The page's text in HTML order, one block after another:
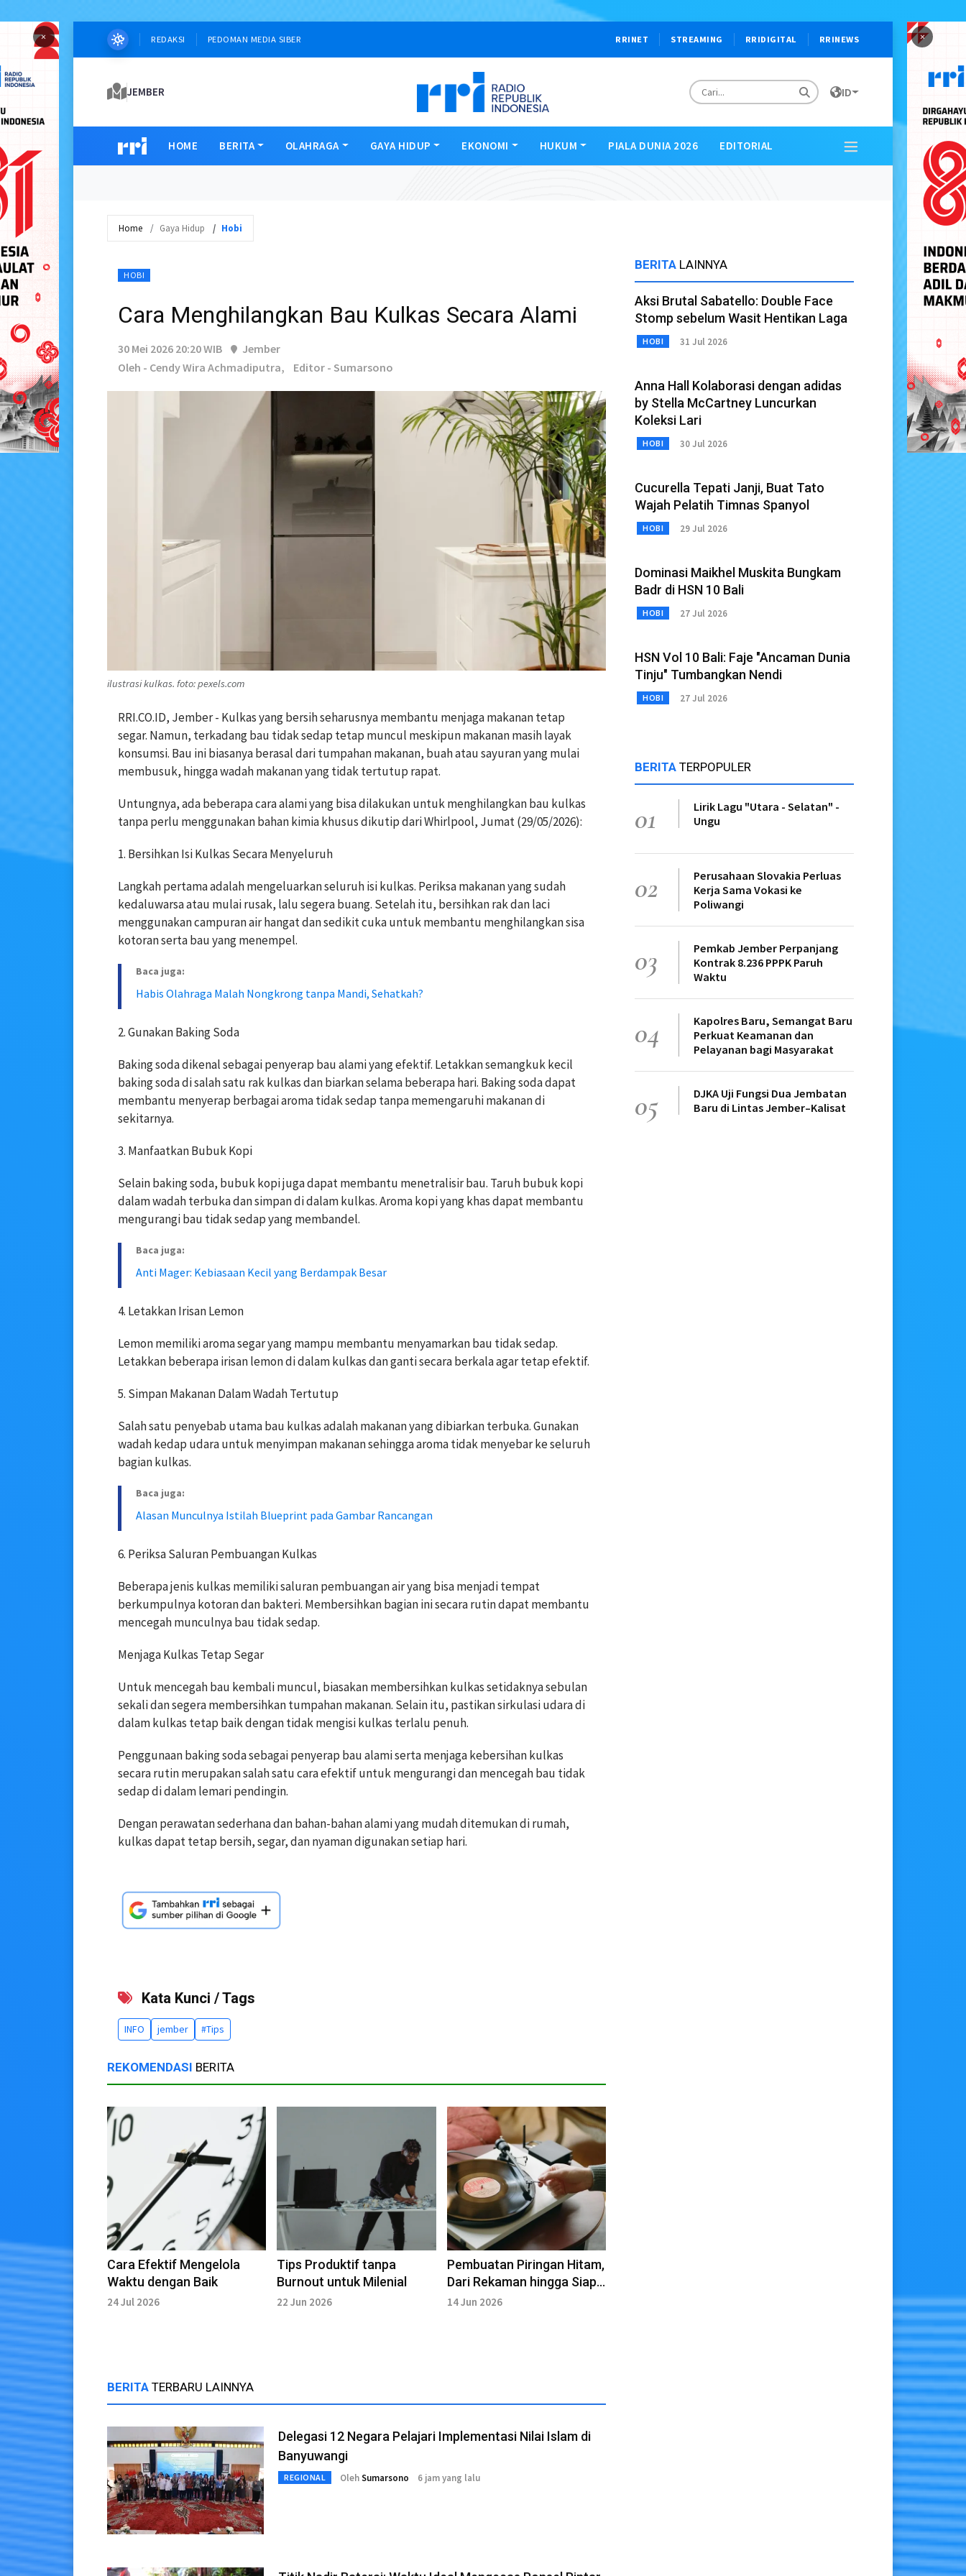
× ×
REDAKSI PEDOMAN MEDIA SIBER RRINET STREAMING RRIDIGITAL RRINEWS
JEMBER ID
HOME BERITA OLAHRAGA GAYA HIDUP EKONOMI HUKUM PIALA DUNIA 2026 EDITORIAL
Home Gaya Hidup Hobi
HOBI
Cara Menghilangkan Bau Kulkas Secara Alami
30 Mei 2026 20:20 WIB
Jember
Oleh - Cendy Wira Achmadiputra,
Editor - Sumarsono
ilustrasi kulkas. foto: pexels.com
RRI.CO.ID, Jember - Kulkas yang bersih seharusnya membantu menjaga makanan tetap
segar. Namun, terkadang bau tidak sedap tetap muncul meskipun makanan masih layak
konsumsi. Bau ini biasanya berasal dari tumpahan makanan, buah atau sayuran yang mulai
membusuk, hingga wadah makanan yang tidak tertutup rapat.
Untungnya, ada beberapa cara alami yang bisa dilakukan untuk menghilangkan bau kulkas
tanpa perlu menggunakan bahan kimia khusus dikutip dari Whirlpool, Jumat (29/05/2026):
1. Bersihkan Isi Kulkas Secara Menyeluruh
Langkah pertama adalah mengeluarkan seluruh isi kulkas. Periksa makanan yang sudah
kedaluwarsa atau mulai rusak, lalu segera buang. Setelah itu, bersihkan rak dan laci
menggunakan campuran air hangat dan sedikit cuka untuk membantu menghilangkan sisa
kotoran serta bau yang menempel.
Baca juga:
Habis Olahraga Malah Nongkrong tanpa Mandi, Sehatkah?
2. Gunakan Baking Soda
Baking soda dikenal sebagai penyerap bau alami yang efektif. Letakkan semangkuk kecil
baking soda di salah satu rak kulkas dan biarkan selama beberapa hari. Baking soda dapat
membantu menyerap berbagai aroma tidak sedap tanpa memengaruhi makanan di
sekitarnya.
3. Manfaatkan Bubuk Kopi
Selain baking soda, bubuk kopi juga dapat membantu menetralisir bau. Taruh bubuk kopi
dalam wadah terbuka dan simpan di dalam kulkas. Aroma kopi yang khas dapat membantu
mengurangi bau tidak sedap yang membandel.
Baca juga:
Anti Mager: Kebiasaan Kecil yang Berdampak Besar
4. Letakkan Irisan Lemon
Lemon memiliki aroma segar yang mampu membantu menyamarkan bau tidak sedap.
Letakkan beberapa irisan lemon di dalam kulkas dan ganti secara berkala agar tetap efektif.
5. Simpan Makanan Dalam Wadah Tertutup
Salah satu penyebab utama bau kulkas adalah makanan yang dibiarkan terbuka. Gunakan
wadah kedap udara untuk menyimpan makanan sehingga aroma tidak menyebar ke seluruh
bagian kulkas.
Baca juga:
Alasan Munculnya Istilah Blueprint pada Gambar Rancangan
6. Periksa Saluran Pembuangan Kulkas
Beberapa jenis kulkas memiliki saluran pembuangan air yang bisa menjadi tempat
berkumpulnya kotoran dan bakteri. Membersihkan bagian ini secara rutin dapat membantu
mencegah munculnya bau tidak sedap.
Menjaga Kulkas Tetap Segar
Untuk mencegah bau kembali muncul, biasakan membersihkan kulkas setidaknya sebulan
sekali dan segera membersihkan tumpahan makanan. Selain itu, pastikan sirkulasi udara di
dalam kulkas tetap baik dengan tidak mengisi kulkas terlalu penuh.
Penggunaan baking soda sebagai penyerap bau alami serta menjaga kebersihan kulkas
secara rutin merupakan salah satu cara efektif untuk mengurangi dan mencegah bau tidak
sedap di dalam lemari pendingin.
Dengan perawatan sederhana dan bahan-bahan alami yang mudah ditemukan di rumah,
kulkas dapat tetap bersih, segar, dan nyaman digunakan setiap hari.
Kata Kunci / Tags
INFO jember #Tips
REKOMENDASI BERITA
Cara Efektif Mengelola
Waktu dengan Baik
24 Jul 2026
Tips Produktif tanpa
Burnout untuk Milenial
22 Jun 2026
Pembuatan Piringan Hitam,
Dari Rekaman hingga Siap
Didengarkan
14 Jun 2026
BERITA TERBARU LAINNYA
Delegasi 12 Negara Pelajari Implementasi Nilai Islam di
Banyuwangi
REGIONAL OlehSumarsono 6 jam yang lalu
BERITA LAINNYA
Aksi Brutal Sabatello: Double Face
Stomp sebelum Wasit Hentikan Laga
HOBI 31 Jul 2026
Anna Hall Kolaborasi dengan adidas
by Stella McCartney Luncurkan
Koleksi Lari
HOBI 30 Jul 2026
Cucurella Tepati Janji, Buat Tato
Wajah Pelatih Timnas Spanyol
HOBI 29 Jul 2026
Dominasi Maikhel Muskita Bungkam
Badr di HSN 10 Bali
HOBI 27 Jul 2026
HSN Vol 10 Bali: Faje "Ancaman Dunia
Tinju" Tumbangkan Nendi
HOBI 27 Jul 2026
BERITA TERPOPULER
01
Lirik Lagu "Utara - Selatan" -
Ungu
02
Perusahaan Slovakia Perluas
Kerja Sama Vokasi ke
Poliwangi
03
Pemkab Jember Perpanjang
Kontrak 8.236 PPPK Paruh
Waktu
04
Kapolres Baru, Semangat Baru
Perkuat Keamanan dan
Pelayanan bagi Masyarakat
05
DJKA Uji Fungsi Dua Jembatan
Baru di Lintas Jember–Kalisat